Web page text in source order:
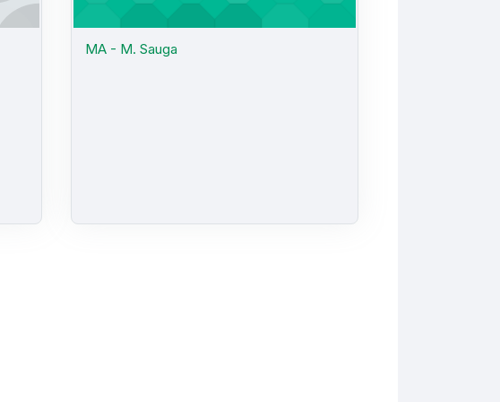
MA - M. Sauga